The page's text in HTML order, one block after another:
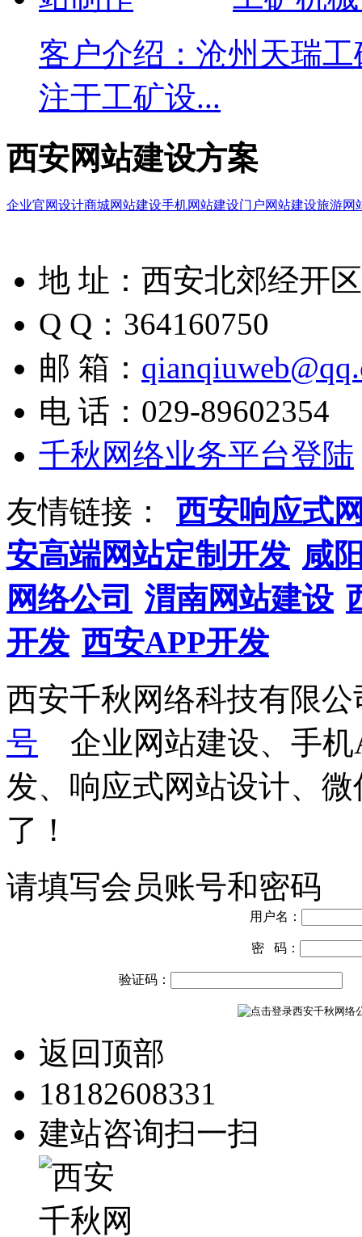
客户介绍：沧州天瑞
注于工矿设...
西安网站建设方案
企业官网设计商城网站建设手机网站建设门户网站建设旅游网
地 址：西安北郊经开
Q Q：364160750
邮 箱：
电 话：029-89602354
千秋网络业务平台登陆
友情链接：
西安响应式
安高端网站定制开发 咸
网络公司 渭南网站建设
开发 西安APP开发
西安千秋网络科技有限
号 企业网站建设、手机
发、响应式网站设计、
了！
请填写会员账号和密码
用户名：
密 码：
验证码：
返回顶部
18182608331
建站咨询扫一扫